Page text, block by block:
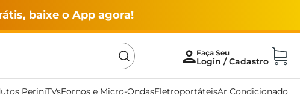
baixe o App agora!
PeriniTVsFornos e Micro-OndasEletroportáteisAr Condicionado